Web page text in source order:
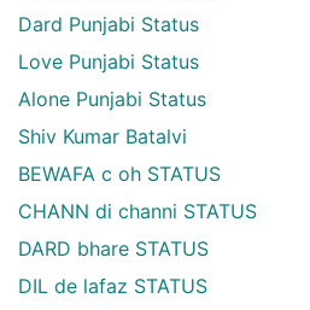
Dard Punjabi Status
Love Punjabi Status
Alone Punjabi Status
Shiv Kumar Batalvi
BEWAFA c oh STATUS
CHANN di channi STATUS
DARD bhare STATUS
DIL de lafaz STATUS